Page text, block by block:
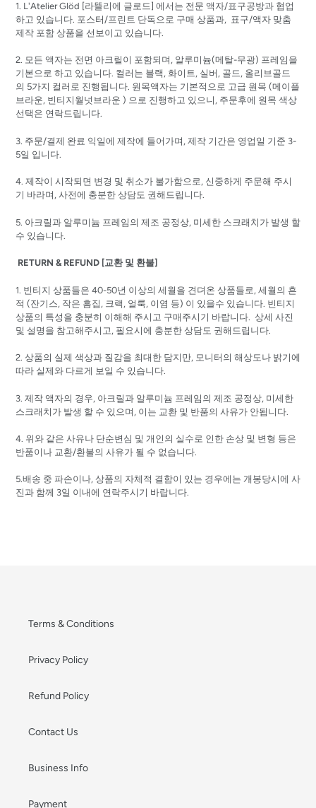
1. L'Atelier Glöd [라뜰리에 글로드] 에서는 전문 액자/표구공방과 협업
하고 있습니다. 포스터/프린트 단독으로 구매 상품과, 표구/액자 맞춤
제작 포함 상품을 선보이고 있습니다.
2. 모든 액자는 전면 아크릴이 포함되며, 알루미늄(메탈-무광) 프레임을
기본으로 하고 있습니다. 컬러는 블랙, 화이트, 실버, 골드, 올리브골드
의 5가지 컬러로 진행됩니다. 원목액자는 기본적으로 고급 원목 (메이플
브라운, 빈티지월넛브라운 ) 으로 진행하고 있으니, 주문후에 원목 색상
선택은 연락드립니다.
3. 주문/결제 완료 익일에 제작에 들어가며, 제작 기간은 영업일 기준 3-
5일 입니다.
4. 제작이 시작되면 변경 및 취소가 불가함으로, 신중하게 주문해 주시
기 바라며, 사전에 충분한 상담도 권해드립니다.
5. 아크릴과 알루미늄 프레임의 제조 공정상, 미세한 스크래치가 발생 할
수 있습니다.
RETURN & REFUND [교환 및 환불]
1. 빈티지 상품들은 40-50년 이상의 세월을 견뎌온 상품들로, 세월의 흔
적 (잔기스, 작은 흠집, 크랙, 얼룩, 이염 등) 이 있을수 있습니다. 빈티지
상품의 특성을 충분히 이해해 주시고 구매주시기 바랍니다. 상세 사진
및 설명을 참고해주시고, 필요시에 충분한 상담도 권해드립니다.
2. 상품의 실제 색상과 질감을 최대한 담지만, 모니터의 해상도나 밝기에
따라 실제와 다르게 보일 수 있습니다.
3. 제작 액자의 경우, 아크릴과 알루미늄 프레임의 제조 공정상, 미세한
스크래치가 발생 할 수 있으며, 이는 교환 및 반품의 사유가 안됩니다.
4. 위와 같은 사유나 단순변심 및 개인의 실수로 인한 손상 및 변형 등은
반품이나 교환/환불의 사유가 될 수 없습니다.
5.배송 중 파손이나, 상품의 자체적 결함이 있는 경우에는 개봉당시에 사
진과 함께 3일 이내에 연락주시기 바랍니다.
Terms & Conditions
Privacy Policy
Refund Policy
Contact Us
Business Info
Payment